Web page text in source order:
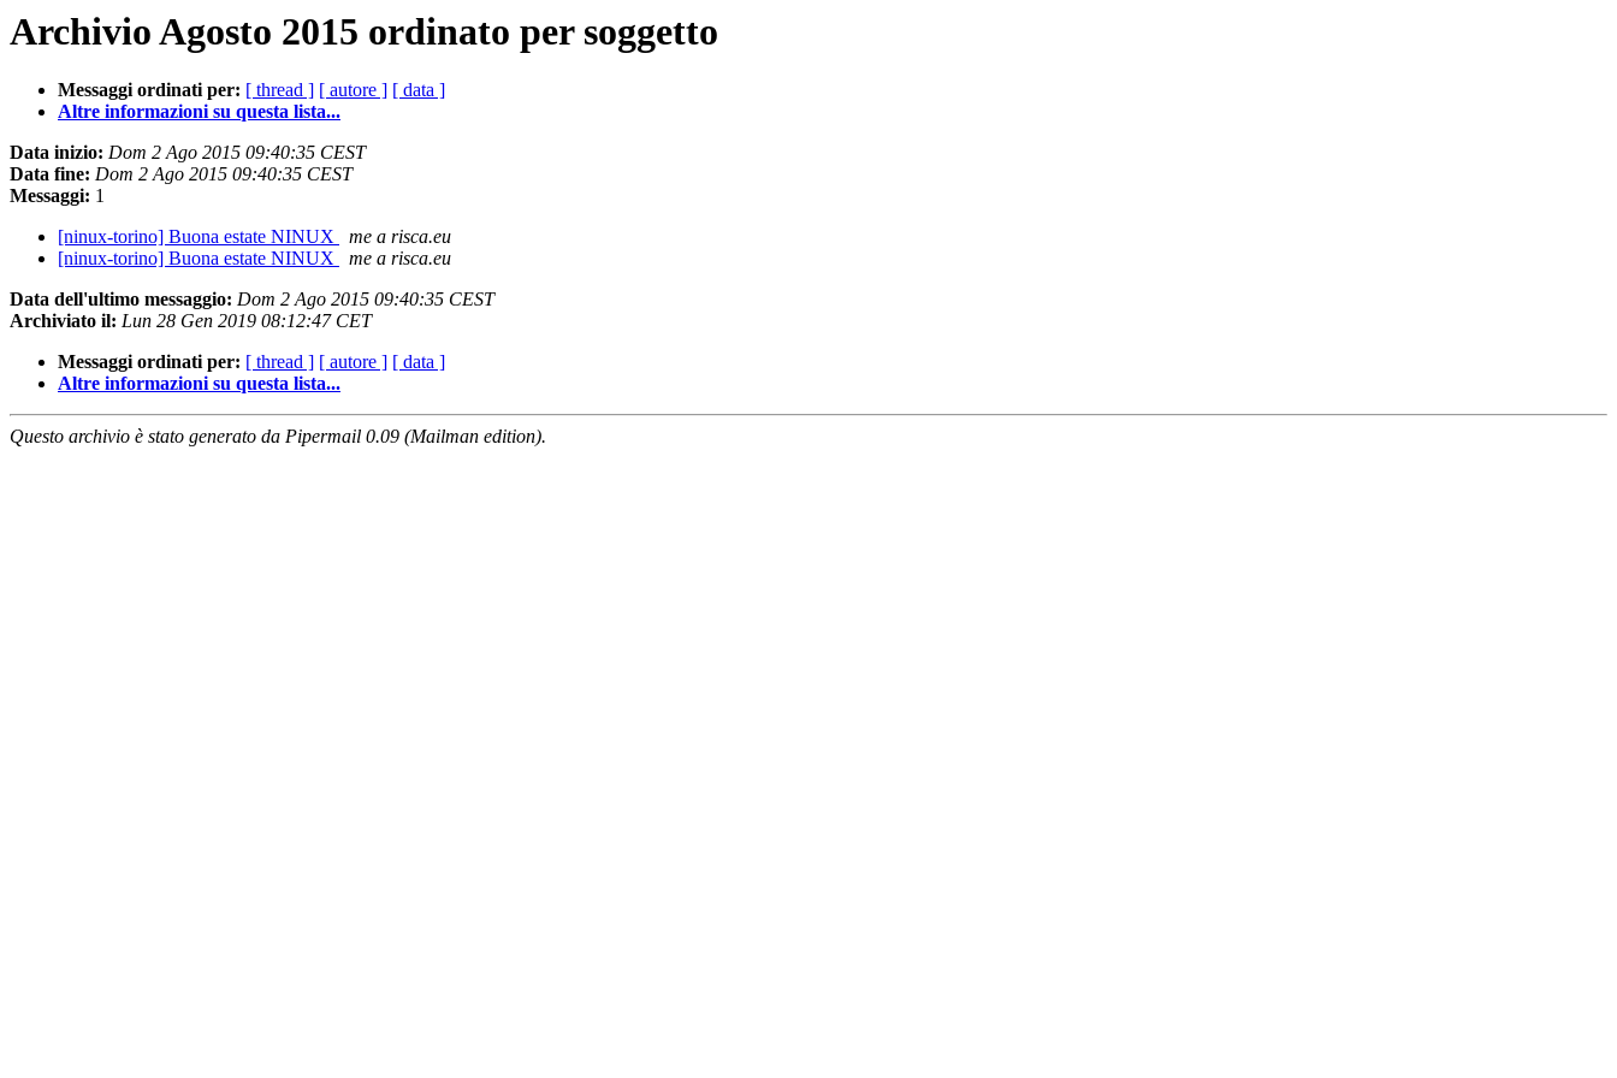
Archivio Agosto 2015 ordinato per soggetto
Messaggi ordinati per: [ thread ] [ autore ] [ data ]
Altre informazioni su questa lista...
Data inizio: Dom 2 Ago 2015 09:40:35 CEST
Data fine: Dom 2 Ago 2015 09:40:35 CEST
Messaggi: 1
[ninux-torino] Buona estate NINUX
me a risca.eu
[ninux-torino] Buona estate NINUX
me a risca.eu
Data dell'ultimo messaggio: Dom 2 Ago 2015 09:40:35 CEST
Archiviato il: Lun 28 Gen 2019 08:12:47 CET
Messaggi ordinati per: [ thread ] [ autore ] [ data ]
Altre informazioni su questa lista...
Questo archivio è stato generato da Pipermail 0.09 (Mailman edition).